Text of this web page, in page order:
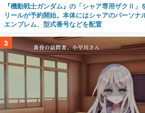
『機動戦士ガンダム』の「シャア専用ザクⅡ」
リールが予約開始。本体にはシャアのパーソナ
エンブレム、型式番号などを配置
3